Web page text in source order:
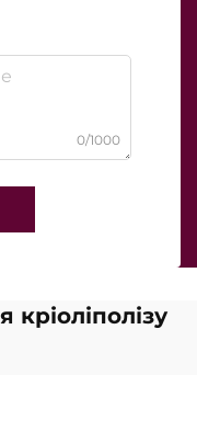
0/1000